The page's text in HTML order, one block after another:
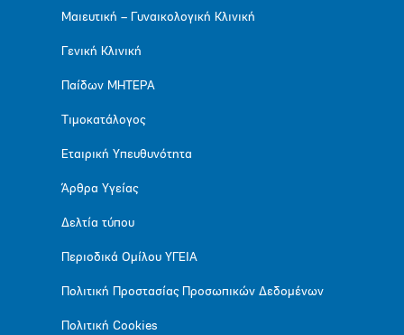
Μαιευτική – Γυναικολογική Κλινική
Γενική Κλινική
Παίδων ΜΗΤΕΡΑ
Τιμοκατάλογος
Εταιρική Υπευθυνότητα
Άρθρα Υγείας
Δελτία τύπου
Περιοδικά Ομίλου ΥΓΕΙΑ
Πολιτική Προστασίας Προσωπικών Δεδομένων
Πολιτική Cookies